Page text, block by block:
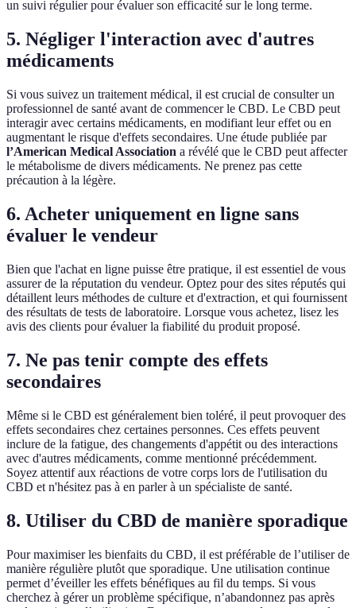
un suivi régulier pour évaluer son efficacité sur le long terme.
5. Négliger l'interaction avec d'autres
médicaments
Si vous suivez un traitement médical, il est crucial de consulter un
professionnel de santé avant de commencer le CBD. Le CBD peut
interagir avec certains médicaments, en modifiant leur effet ou en
augmentant le risque d'effets secondaires. Une étude publiée par
l’American Medical Association a révélé que le CBD peut affecter
le métabolisme de divers médicaments. Ne prenez pas cette
précaution à la légère.
6. Acheter uniquement en ligne sans
évaluer le vendeur
Bien que l'achat en ligne puisse être pratique, il est essentiel de vous
assurer de la réputation du vendeur. Optez pour des sites réputés qui
détaillent leurs méthodes de culture et d'extraction, et qui fournissent
des résultats de tests de laboratoire. Lorsque vous achetez, lisez les
avis des clients pour évaluer la fiabilité du produit proposé.
7. Ne pas tenir compte des effets
secondaires
Même si le CBD est généralement bien toléré, il peut provoquer des
effets secondaires chez certaines personnes. Ces effets peuvent
inclure de la fatigue, des changements d'appétit ou des interactions
avec d'autres médicaments, comme mentionné précédemment.
Soyez attentif aux réactions de votre corps lors de l'utilisation du
CBD et n'hésitez pas à en parler à un spécialiste de santé.
8. Utiliser du CBD de manière sporadique
Pour maximiser les bienfaits du CBD, il est préférable de l’utiliser de
manière régulière plutôt que sporadique. Une utilisation continue
permet d’éveiller les effets bénéfiques au fil du temps. Si vous
cherchez à gérer un problème spécifique, n’abandonnez pas après